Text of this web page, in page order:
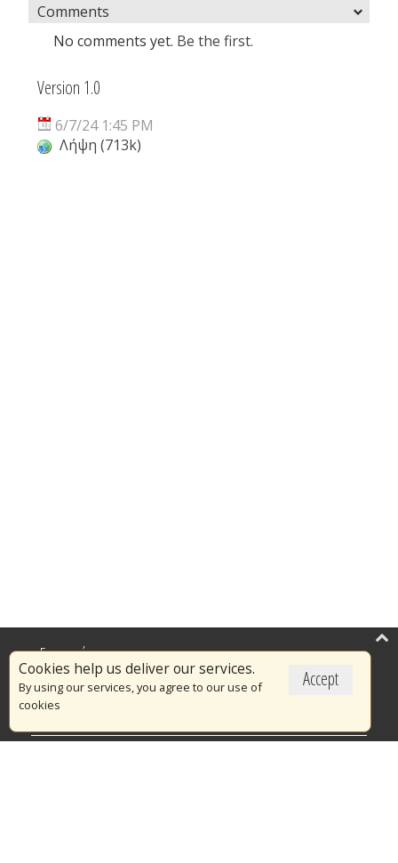
Comments
No comments yet. Be the first.
Version 1.0
6/7/24 1:45 PM
Λήψη (713k)
Accept
Cookies help us deliver our services.
By using our services, you agree to our use of
cookies
Επικαιρότητα
Το Πυροσβεστικό Σώμα